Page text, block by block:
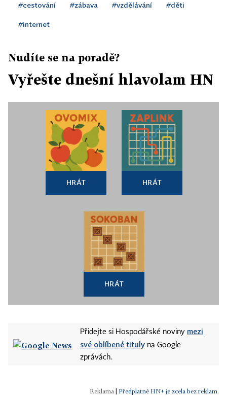
#cestování #zábava #vzdělávání #děti
#internet
Nudíte se na poradě?
Vyřešte dnešní hlavolam HN
HRÁT HRÁT
HRÁT
Přidejte si Hospodářské noviny mezi
své oblíbené tituly na Google
zprávách.
Předplatné HN+ je zcela bez reklam.